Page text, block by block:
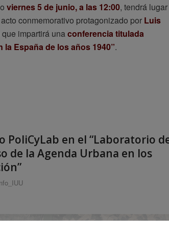
viernes 5 de junio, a las 12:00, tendrá lugar
conmemorativo protagonizado por Luis
impartirá unaconferencia titulada
España de los años 1940”.
PoliCyLab en el “Laboratorio
de la Agenda Urbana en los